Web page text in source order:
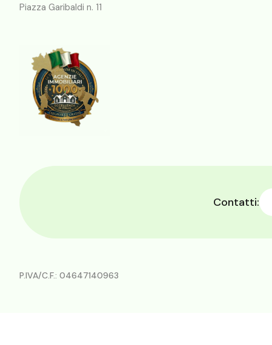
Piazza Garibaldi n. 11
Contatti:
P.IVA/C.F.: 04647140963